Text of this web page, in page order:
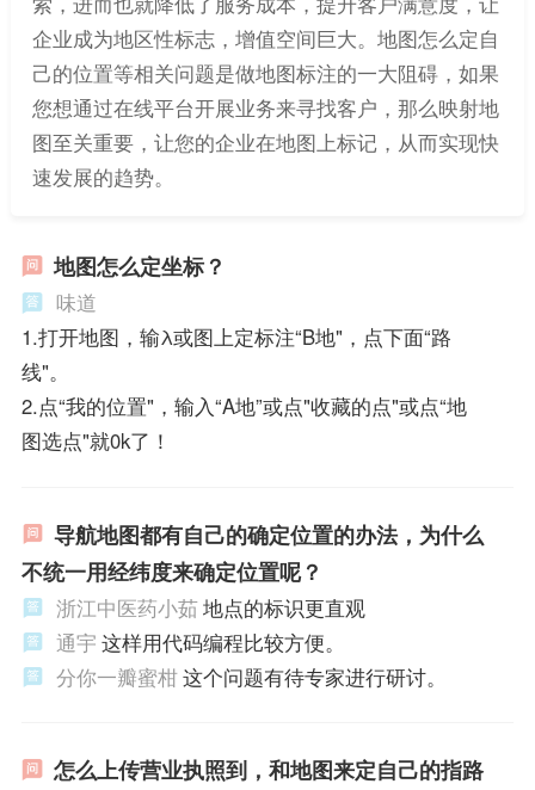
企业成为地区性标志，增值空间巨大。地图怎么定自
己的位置等相关问题是做地图标注的一大阻碍，如果
您想通过在线平台开展业务来寻找客户，那么映射地
图至关重要，让您的企业在地图上标记，从而实现快
速发展的趋势。
地图怎么定坐标？
味道
1.打开地图，输λ或图上定标注“B地"，点下面“路
线"。
2.点“我的位置"，输入“A地”或点"收藏的点"或点“地
图选点"就0k了！
导航地图都有自己的确定位置的办法，为什么
不统一用经纬度来确定位置呢？
浙江中医药小茹地点的标识更直观
通宇 这样用代码编程比较方便。
分你一瓣蜜柑这个问题有待专家进行研讨。
怎么上传营业执照到，和地图来定自己的指路